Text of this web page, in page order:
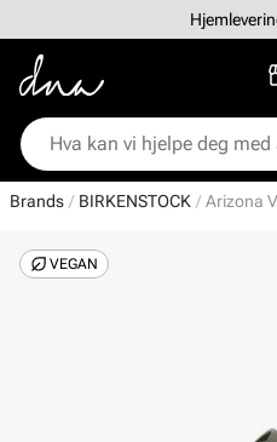
Brands BIRKENSTOCK Arizona
VEGAN